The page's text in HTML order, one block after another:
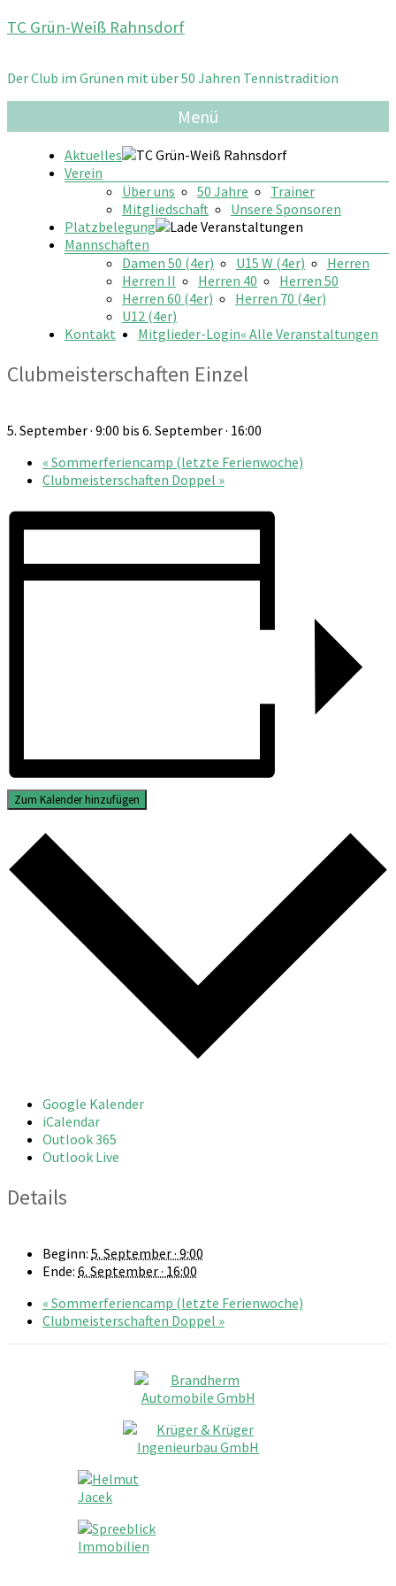
Zum
TC Grün-Weiß Rahnsdorf
Der Club im Grünen mit über 50 Jahren Tennistradition
Menü
Aktuelles
Verein
Über uns
50 Jahre
Trainer
Mitgliedschaft
Unsere Sponsoren
Platzbelegung
Mannschaften
Damen 50 (4er)
U15 W (4er)
Herren
Herren II
Herren 40
Herren 50
Herren 60 (4er)
Herren 70 (4er)
U12 (4er)
Kontakt
Mitglieder-Login« Alle Veranstaltungen
Clubmeisterschaften Einzel
5. September · 9:00 bis 6. September · 16:00
« Sommerferiencamp (letzte Ferienwoche)
Clubmeisterschaften Doppel »
Zum Kalender hinzufügen
Google Kalender
iCalendar
Outlook 365
Outlook Live
Details
Beginn: 5. September · 9:00
Ende: 6. September · 16:00
« Sommerferiencamp (letzte Ferienwoche)
Clubmeisterschaften Doppel »